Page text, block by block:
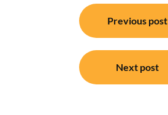
Previous post
Next post